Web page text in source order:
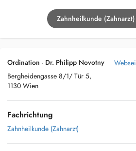
Zahnheilkunde
Ordination - Dr. Philipp Novotny
Bergheidengasse 8/1/ Tür 5,
1130 Wien
Fachrichtung
Zahnheilkunde (Zahnarzt)